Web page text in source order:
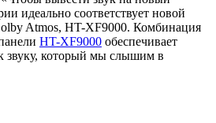
идеально соответствует новой
Atmos, HT-XF9000. Комбинация
HT-XF9000 обеспечивает
звуку, который мы слышим в